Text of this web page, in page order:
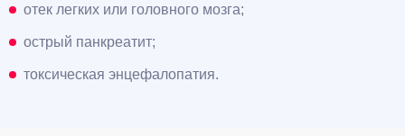
отек легких или головного мозга;
острый панкреатит;
токсическая энцефалопатия.